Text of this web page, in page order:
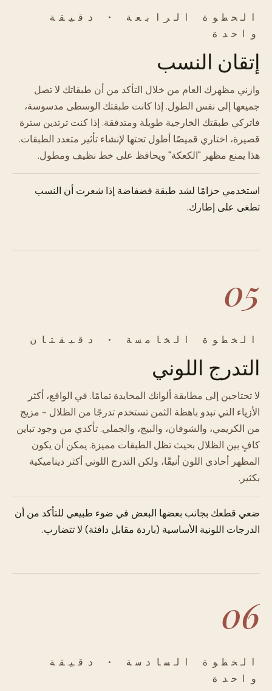
الخطوة الرابعة · دقيقة
واحدة
إتقان النسب
وازني مظهرك العام من خلال التأكد من أن طبقاتك لا تصل
جميعها إلى نفس الطول. إذا كانت طبقتك الوسطى مدسوسة،
فاتركي طبقتك الخارجية طويلة ومتدفقة. إذا كنت ترتدين سترة
قصيرة، اختاري قميصًا أطول تحتها لإنشاء تأثير متعدد الطبقات.
هذا يمنع مظهر "الكعكة" ويحافظ على خط نظيف ومطول.
استخدمي حزامًا لشد طبقة فضفاضة إذا شعرت أن النسب
تطغى على إطارك.
05
الخطوة الخامسة · دقيقتان
التدرج اللوني
لا تحتاجين إلى مطابقة ألوانك المحايدة تمامًا. في الواقع، أكثر
الأزياء التي تبدو باهظة الثمن تستخدم تدرجًا من الظلال - مزيج
من الكريمي، والشوفان، والبيج، والجملي. تأكدي من وجود تباين
كافٍ بين الظلال بحيث تظل الطبقات مميزة. يمكن أن يكون
المظهر أحادي اللون أنيقًا، ولكن التدرج اللوني أكثر ديناميكية
بكثير.
ضعي قطعك بجانب بعضها البعض في ضوء طبيعي للتأكد من أن
الدرجات اللونية الأساسية (باردة مقابل دافئة) لا تتضارب.
06
الخطوة السادسة · دقيقة
واحدة